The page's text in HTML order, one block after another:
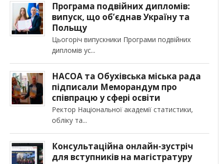
Програма подвійних дипломів:
випуск, що об’єднав Україну та
Польщу
Цьогоріч випускники Програми подвійних
дипломів ус
НАСОА та Обухівська міська рада
підписали Меморандум про
співпрацю у сфері освіти
Ректор Національної академії статистики,
обліку та
Консультаційна онлайн-зустріч
для вступників на магістратуру